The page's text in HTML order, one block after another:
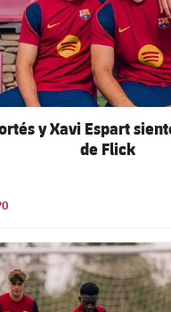
y Xavi Espart
de Flick
FCB